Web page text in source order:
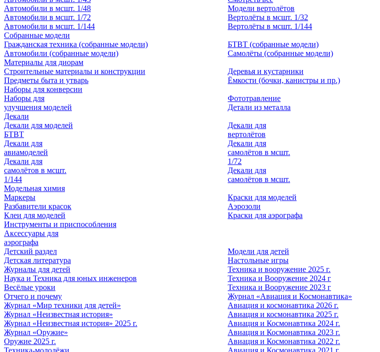
Автомобили в мсшт. 1/48
Автомобили в мсшт. 1/72
Автомобили в мсшт. 1/144
Модели вертолётов
Вертолёты в мсшт. 1/32
Вертолёты в мсшт. 1/144
Собранные модели
Гражданская техника (собранные модели)
Автомобили (собранные модели)
БТВТ (собранные модели)
Самолёты (собранные модели)
Материалы для диорам
Строительные материалы и конструкции
Предметы быта и утварь
Деревья и кустарники
Ёмкости (бочки, канистры и пр.)
Наборы для конверсии
Наборы для
улучшения моделей
Фототравление
Детали из металла
Декали
Декали для моделей
БТВТ
Декали для
авиамоделей
Декали для
самолётов в мсшт.
1/144
Декали для
вертолётов
Декали для
самолётов в мсшт.
1/72
Декали для
самолётов в мсшт.
Модельная химия
Маркеры
Разбавители красок
Клеи для моделей
Краски для моделей
Аэрозоли
Краски для аэрографа
Инструменты и приспособления
Аксессуары для
аэрографа
Детский раздел
Детская литература
Модели для детей
Настольные игры
Журналы для детей
Наука и Техника для юных инженеров
Весёлые уроки
Отчего и почему
Журнал «Мир техники для детей»
Журнал «Неизвестная история»
Журнал «Неизвестная история» 2025 г.
Журнал «Оружие»
Оружие 2025 г.
Техника-молодёжи
Техника и вооружение 2025 г.
Техника и Вооружение 2024 г
Техника и Вооружение 2023 г
Журнал «Авиация и Космонавтика»
Авиация и космонавтика 2026 г.
Авиация и космонавтика 2025 г.
Авиация и Космонавтика 2024 г.
Авиация и Космонавтика 2023 г.
Авиация и Космонавтика 2022 г.
Авиация и Космонавтика 2021 г.